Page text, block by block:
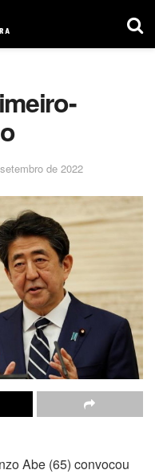
de 2022
Abe (65) convocou